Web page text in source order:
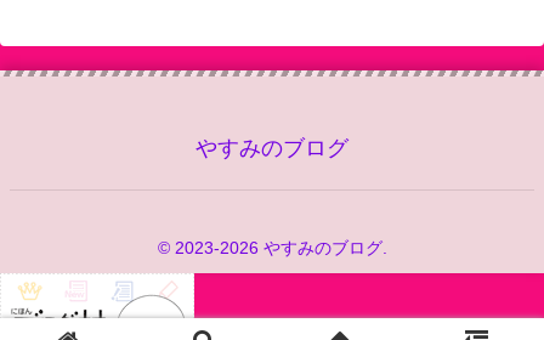
やすみのブログ
© 2023-2026 やすみのブログ.